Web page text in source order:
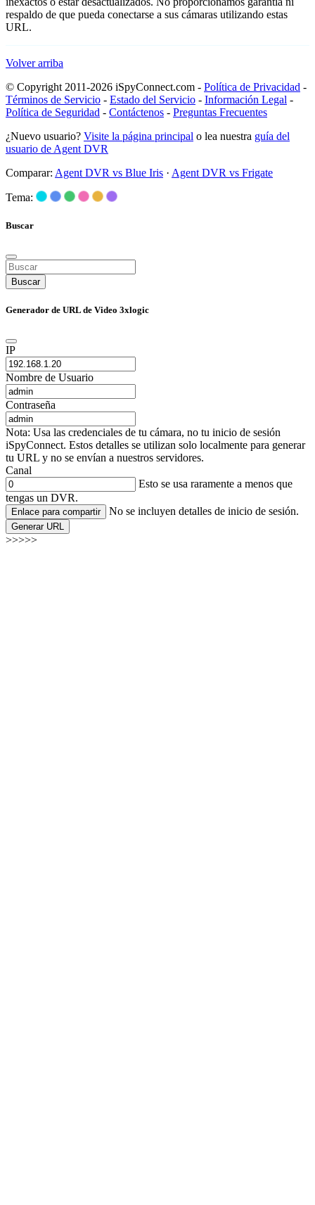
respaldo de que pueda conectarse a sus cámaras utilizando estas
URL.
Volver arriba
© Copyright 2011-2026 iSpyConnect.com - Política de Privacidad -
Términos de Servicio - Estado del Servicio - Información Legal -
Política de Seguridad - Contáctenos - Preguntas Frecuentes
¿Nuevo usuario? Visite la página principal o lea nuestra guía del
usuario de Agent DVR
Comparar: Agent DVR vs Blue Iris · Agent DVR vs Frigate
Tema:
Buscar
Buscar
Generador de URL de Video 3xlogic
IP
Nombre de Usuario
Contraseña
Nota: Usa las credenciales de tu cámara, no tu inicio de sesión
iSpyConnect. Estos detalles se utilizan solo localmente para generar
tu URL y no se envían a nuestros servidores.
Canal
Esto se usa raramente a menos que
tengas un DVR.
Enlace para compartir No se incluyen detalles de inicio de sesión.
Generar URL
>>>>>